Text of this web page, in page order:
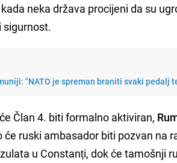
neka država procijeni da su
sigurnost.
"NATO je spreman braniti svaki pedalj
Član 4. biti formalno aktiviran,
će ruski ambasador biti pozvan na
u Constanți, dok će tamošnji